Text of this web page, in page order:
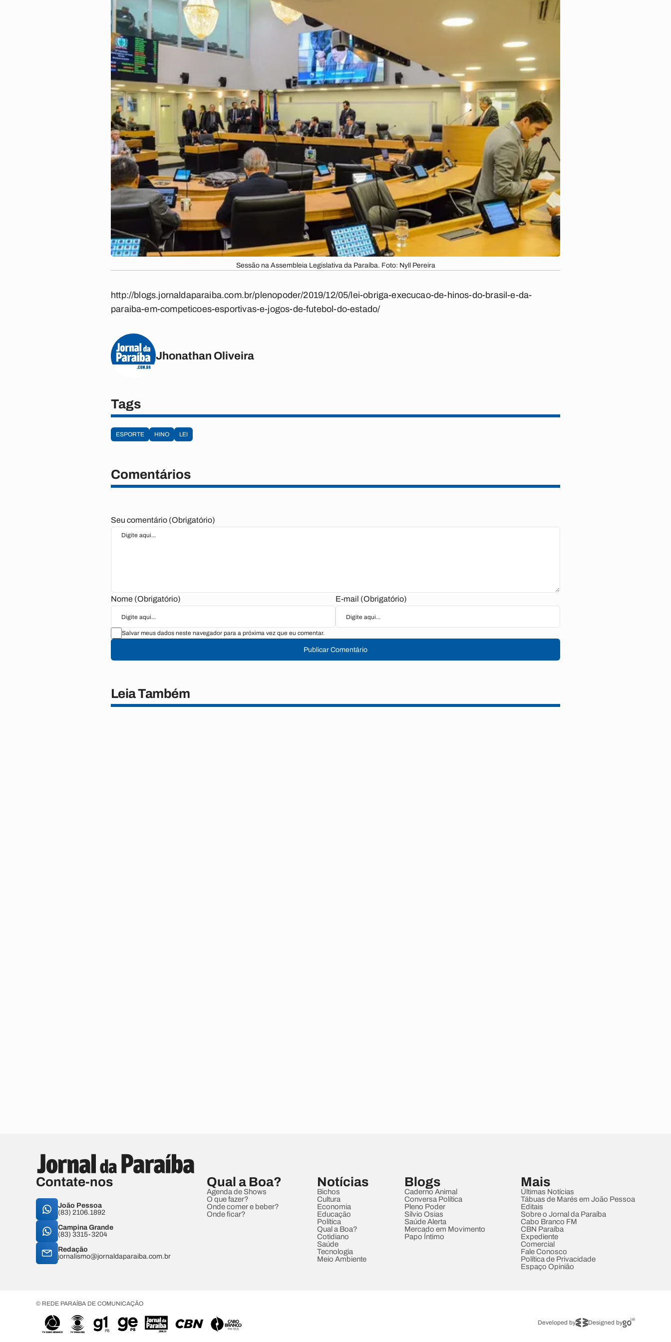
Sessão na Assembleia Legislativa da Paraíba. Foto: Nyll Pereira
http://blogs.jornaldaparaiba.com.br/plenopoder/2019/12/05/lei-obriga-execucao-de-hinos-do-brasil-e-da-
paraiba-em-competicoes-esportivas-e-jogos-de-futebol-do-estado/
Jhonathan Oliveira
Tags
ESPORTE HINO LEI
Comentários
Seu comentário (Obrigatório)
Nome (Obrigatório) E-mail (Obrigatório)
Salvar meus dados neste navegador para a próxima vez que eu comentar.
Publicar Comentário
Leia Também
Contate-nos
João Pessoa
(83) 2106.1892
Campina Grande
(83) 3315-3204
Redação
jornalismo@jornaldaparaiba.com.br
Qual a Boa?
Agenda de Shows
O que fazer?
Onde comer e beber?
Onde ficar?
Notícias
Bichos
Cultura
Economia
Educação
Política
Qual a Boa?
Cotidiano
Saúde
Tecnologia
Meio Ambiente
Blogs
Caderno Animal
Conversa Política
Pleno Poder
Sílvio Osias
Saúde Alerta
Mercado em Movimento
Papo Íntimo
Mais
Últimas Notícias
Tábuas de Marés em João Pessoa
Editais
Sobre o Jornal da Paraíba
Cabo Branco FM
CBN Paraíba
Expediente
Comercial
Fale Conosco
Política de Privacidade
Espaço Opinião
© REDE PARAÍBA DE COMUNICAÇÃO
Developed by Designed by